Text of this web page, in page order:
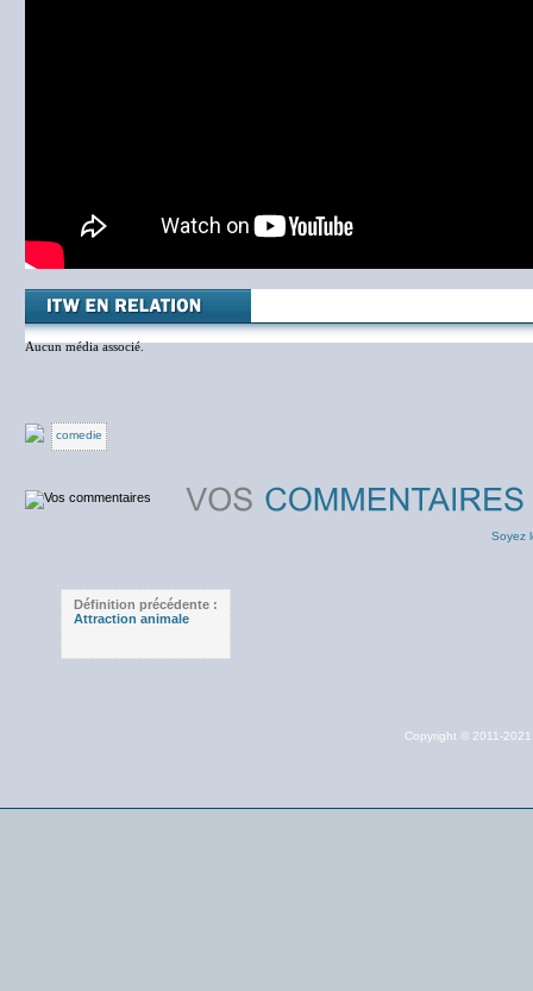
Aucun média associé.
comedie
Soyez
Définition précédente :
Attraction animale
Copyright © 2011-